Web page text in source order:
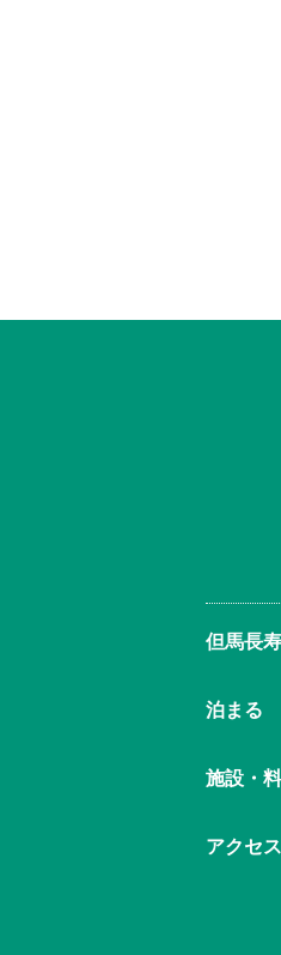
但馬⾧
泊まる
施設・
アクセス